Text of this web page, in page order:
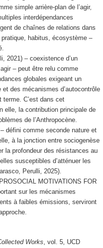
simple arrière-plan de l’agir,
interdépendances
de chaînes de relations dans
habitus, écosystème –
2021) – coexistence d’un
– peut être relu comme
globales exigeant un
des mécanismes d’autocontrôle
C’est dans cet
elle, la contribution principale de
de l’Anthropocène.
– défini comme seconde nature et
à la jonction entre sociogenèse
la profondeur des résistances au
susceptibles d’atténuer les
Perulli, 2025).
MOTIVATIONS FOR
sur les mécanismes
à faibles émissions, serviront
Works, vol. 5, UCD